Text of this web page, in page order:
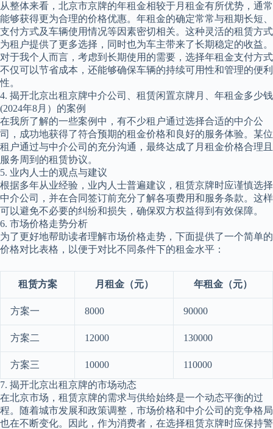
从整体来看，北京市京牌的年租金相较于月租金有所优势，通常
能够获得更为合理的价格优惠。年租金的确定常常与租期长短、
支付方式及车辆使用情况等因素密切相关。这种灵活的租赁方式
为租户提供了更多选择，同时也为车主带来了长期稳定的收益。
对于我个人而言，考虑到长期使用的需要，选择年租金支付方式
不仅可以节省成本，还能够确保车辆的持续可用性和管理的便利
性。
4. 揭开北京出租京牌中介公司、租赁闲置京牌月、年租金多少钱
(2024年8月）的案例
在我所了解的一些案例中，有不少租户通过选择合适的中介公
司，成功地获得了符合预期的租金价格和良好的服务体验。某位
租户通过与中介公司的充分沟通，最终达成了月租金价格合理且
服务周到的租赁协议。
5. 业内人士的观点与建议
根据多年从业经验，业内人士普遍建议，租赁京牌时应谨慎选择
中介公司，并在合同签订前充分了解各项费用和服务条款。这样
可以避免不必要的纠纷和损失，确保双方权益得到有效保障。
6. 市场价格走势分析
为了更好地帮助读者理解市场价格走势，下面提供了一个简单的
价格对比表格，以便于对比不同条件下的租金水平：
租赁方案 月租金（元） 年租金（元）
方案一 8000 90000
方案二 12000 130000
方案三 10000
110000
7. 揭开北京出租京牌的市场动态
在北京市场，租赁京牌的需求与供给始终是一个动态平衡的过
程。随着城市发展和政策调整，市场价格和中介公司的竞争格局
也在不断变化。因此，作为消费者，在选择租赁京牌时应保持警